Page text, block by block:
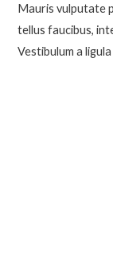
Mauris vulputate
tellus faucibus,
Vestibulum a ligula